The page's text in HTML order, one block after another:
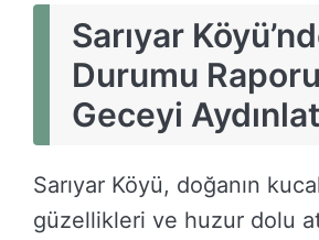
Sarıyar
Durumu
Geceyi
Sarıyar Köyü, doğanın
güzellikleri ve huzur dolu